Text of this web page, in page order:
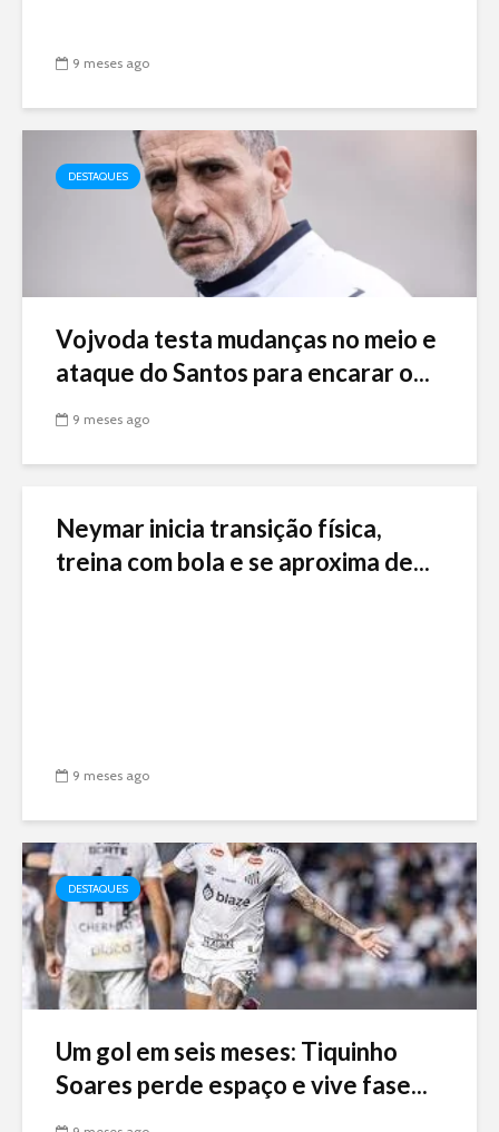
9 meses ago
DESTAQUES
Vojvoda testa mudanças no meio e
ataque do Santos para encarar o...
9 meses ago
Neymar inicia transição física,
treina com bola e se aproxima de...
9 meses ago
DESTAQUES
Um gol em seis meses: Tiquinho
Soares perde espaço e vive fase...